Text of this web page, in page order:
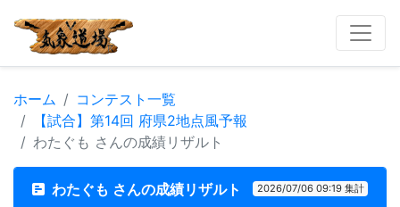
ホーム
コンテスト一覧
【試合】第14回 府県2地点風予報
わたぐも さんの成績リザルト
わたぐも さんの成績リザルト 2026/07/06 09:19 集計